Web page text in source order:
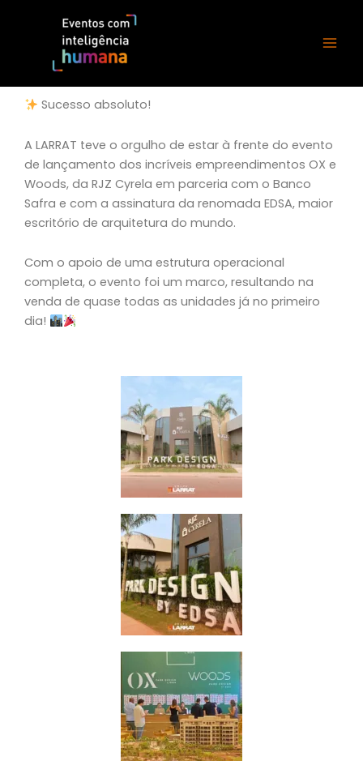
conteúdo
Sucesso absoluto!
A LARRAT teve o orgulho de estar à frente do evento
de lançamento dos incríveis empreendimentos OX e
Woods, da RJZ Cyrela em parceria com o Banco
Safra e com a assinatura da renomada EDSA, maior
escritório de arquitetura do mundo.
Com o apoio de uma estrutura operacional
completa, o evento foi um marco, resultando na
venda de quase todas as unidades já no primeiro
dia!